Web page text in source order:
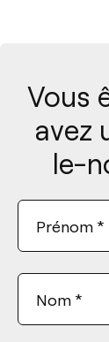
Vous
avez
le-
Prénom *
Nom *